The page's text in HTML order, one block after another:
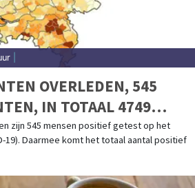
OVERLEDEN, 545
IN TOTAAL 4749
PERSONEN
zijn 545 mensen positief getest op het
19). Daarmee komt het totaal aantal positief